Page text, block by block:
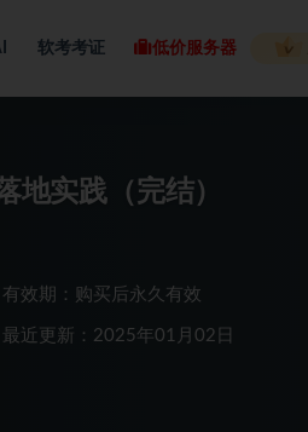
软考考证 低价服务器
地实践（完结）
有效期：购买后永久有效
最近更新：2025年01月02日